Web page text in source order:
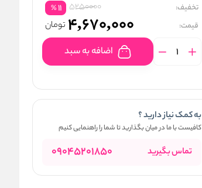
تخفیف: 5250000
11
%
قیمت: 4,670,000 تومان
اضافه به سبد
به کمک نیاز دارید ؟
کافیست با ما در میان بگذارید تا شما را راهنمایی کنیم
تماس بگیرید 09045201850